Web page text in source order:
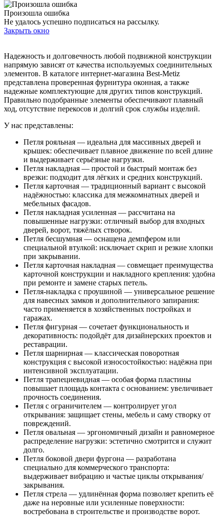
Произошла ошибка
Не удалось успешно подписаться на рассылку.
Закрыть окно
Надежность и долговечность любой подвижной конструкции
напрямую зависят от качества используемых соединительных
элементов. В каталоге интернет-магазина Best-Metiz
представлена проверенная фурнитура оконная, а также
надежные комплектующие для других типов конструкций.
Правильно подобранные элементы обеспечивают плавный
ход, отсутствие перекосов и долгий срок службы изделий.
У нас представлены:
Петля рояльная — идеальна для массивных дверей и
крышек: обеспечивает плавное движение по всей длине
и выдерживает серьёзные нагрузки.
Петля накладная — простой и быстрый монтаж без
врезки: подходит для лёгких и средних конструкций.
Петля карточная — традиционный вариант с высокой
надёжностью: классика для межкомнатных дверей и
мебельных фасадов.
Петля накладная усиленная — рассчитана на
повышенные нагрузки: отличный выбор для входных
дверей, ворот, тяжёлых створок.
Петля бесшумная — оснащена демпфером или
специальной втулкой: исключает скрип и резкие хлопки
при закрывании.
Петля карточная накладная — совмещает преимущества
карточной конструкции и накладного крепления: удобна
при ремонте и замене старых петель.
Петля-накладка с проушиной — универсальное решение
для навесных замков и дополнительного запирания:
часто применяется в хозяйственных постройках и
гаражах.
Петля фигурная — сочетает функциональность и
декоративность: подойдёт для дизайнерских проектов и
реставрации.
Петля шарнирная — классическая поворотная
конструкция с высокой износостойкостью: надёжна при
интенсивной эксплуатации.
Петля трапециевидная — особая форма пластины
повышает площадь контакта с основанием: увеличивает
прочность соединения.
Петля с ограничителем — контролирует угол
открывания: защищает стены, мебель и саму створку от
повреждений.
Петля овальная — эргономичный дизайн и равномерное
распределение нагрузки: эстетично смотрится и служит
долго.
Петля боковой двери фургона — разработана
специально для коммерческого транспорта:
выдерживает вибрацию и частые циклы открывания/
закрывания.
Петля стрела — удлинённая форма позволяет крепить её
даже на неровные или усиленные поверхности:
востребована в строительстве и производстве ворот.